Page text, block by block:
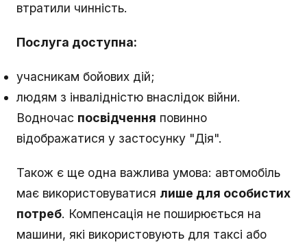
втратили чинність.
Послуга доступна:
учасникам бойових дій;
людям з інвалідністю внаслідок війни.
Водночас посвідчення повинно
відображатися у застосунку "Дія".
Також є ще одна важлива умова: автомобіль
має використовуватися лише для особистих
потреб. Компенсація не поширюється на
машини, які використовують для таксі або